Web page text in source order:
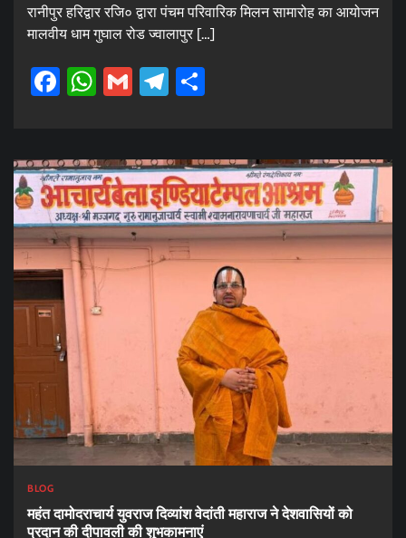
रानीपुर हरिद्वार रजि० द्वारा पंचम परिवारिक मिलन सामारोह का आयोजन
मालवीय धाम गुघाल रोड ज्वालापुर […]
Facebook
WhatsApp
GmailTelegram
BLOG
महंत दामोदराचार्य युवराज दिव्यांश वेदांती महाराज ने देशवासियों को
प्रदान की दीपावली की शुभकामनाएं